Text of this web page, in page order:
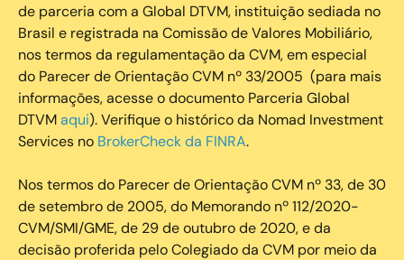
de parceria com a Global DTVM, instituição sediada no
Brasil e registrada na Comissão de Valores Mobiliário,
nos termos da regulamentação da CVM, em especial
do Parecer de Orientação CVM nº 33/2005 (para mais
informações, acesse o documento Parceria Global
DTVMaqui). Verifique o histórico da Nomad Investment
Services no BrokerCheck da FINRA.
Nos termos do Parecer de Orientação CVM nº 33, de 30
de setembro de 2005, do Memorando nº 112/2020-
CVM/SMI/GME, de 29 de outubro de 2020, e da
decisão proferida pelo Colegiado da CVM por meio da